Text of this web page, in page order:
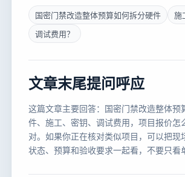
国密门禁改造整体预算如何拆分硬件 施
调试费用？
文章末尾提问呼应
这篇文章主要回答：国密门禁改造整体预
件、施工、密钥、调试费用，项目报价怎
对。如果你正在核对类似项目，可以把现
状态、预算和验收要求一起看，不要只看